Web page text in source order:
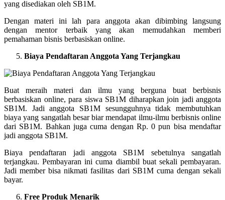
yang disediakan oleh SB1M.
Dengan materi ini lah para anggota akan dibimbing langsung
dengan mentor terbaik yang akan memudahkan memberi
pemahaman bisnis berbasiskan online.
Biaya Pendaftaran Anggota Yang Terjangkau
Buat meraih materi dan ilmu yang berguna buat berbisnis
berbasiskan online, para siswa SB1M diharapkan join jadi anggota
SB1M. Jadi anggota SB1M sesungguhnya tidak membutuhkan
biaya yang sangatlah besar biar mendapat ilmu-ilmu berbisnis online
dari SB1M. Bahkan juga cuma dengan Rp. 0 pun bisa mendaftar
jadi anggota SB1M.
Biaya pendaftaran jadi anggota SB1M sebetulnya sangatlah
terjangkau. Pembayaran ini cuma diambil buat sekali pembayaran.
Jadi member bisa nikmati fasilitas dari SB1M cuma dengan sekali
bayar.
Free Produk Menarik